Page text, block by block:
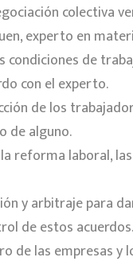
colectiva
experto en
de
con el experto.
de los
de alguno.
reforma laboral,
y arbitraje para
de estos acuerdos.
de las empresas